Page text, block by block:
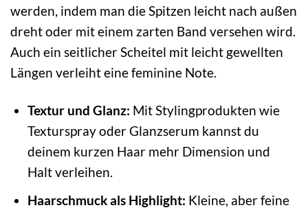
werden, indem man die Spitzen leicht nach außen
dreht oder mit einem zarten Band versehen wird.
Auch ein seitlicher Scheitel mit leicht gewellten
Längen verleiht eine feminine Note.
Textur und Glanz: Mit Stylingprodukten wie
Texturspray oder Glanzserum kannst du
deinem kurzen Haar mehr Dimension und
Halt verleihen.
Haarschmuck als Highlight: Kleine, aber feine